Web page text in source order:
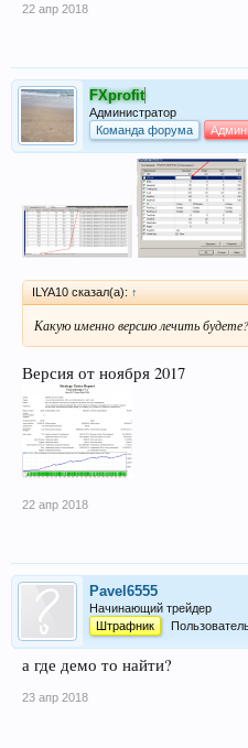
22 апр 2018
FXprofit
Администратор
Команда форума
ILYA10 сказал(а): ↑
Какую именно версию лечить будете?
Версия от ноября 2017
22 апр 2018
Pavel6555
Начинающий трейдер
Штрафник
а где демо то найти?
23 апр 2018